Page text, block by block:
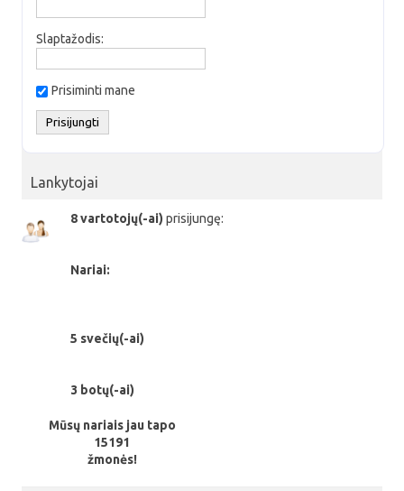
Slaptažodis:
Prisiminti mane
Lankytojai
8 vartotojų(-ai) prisijungę:
Nariai:
5 svečių(-ai)
3 botų(-ai)
Mūsų nariais jau tapo
15191
žmonės!